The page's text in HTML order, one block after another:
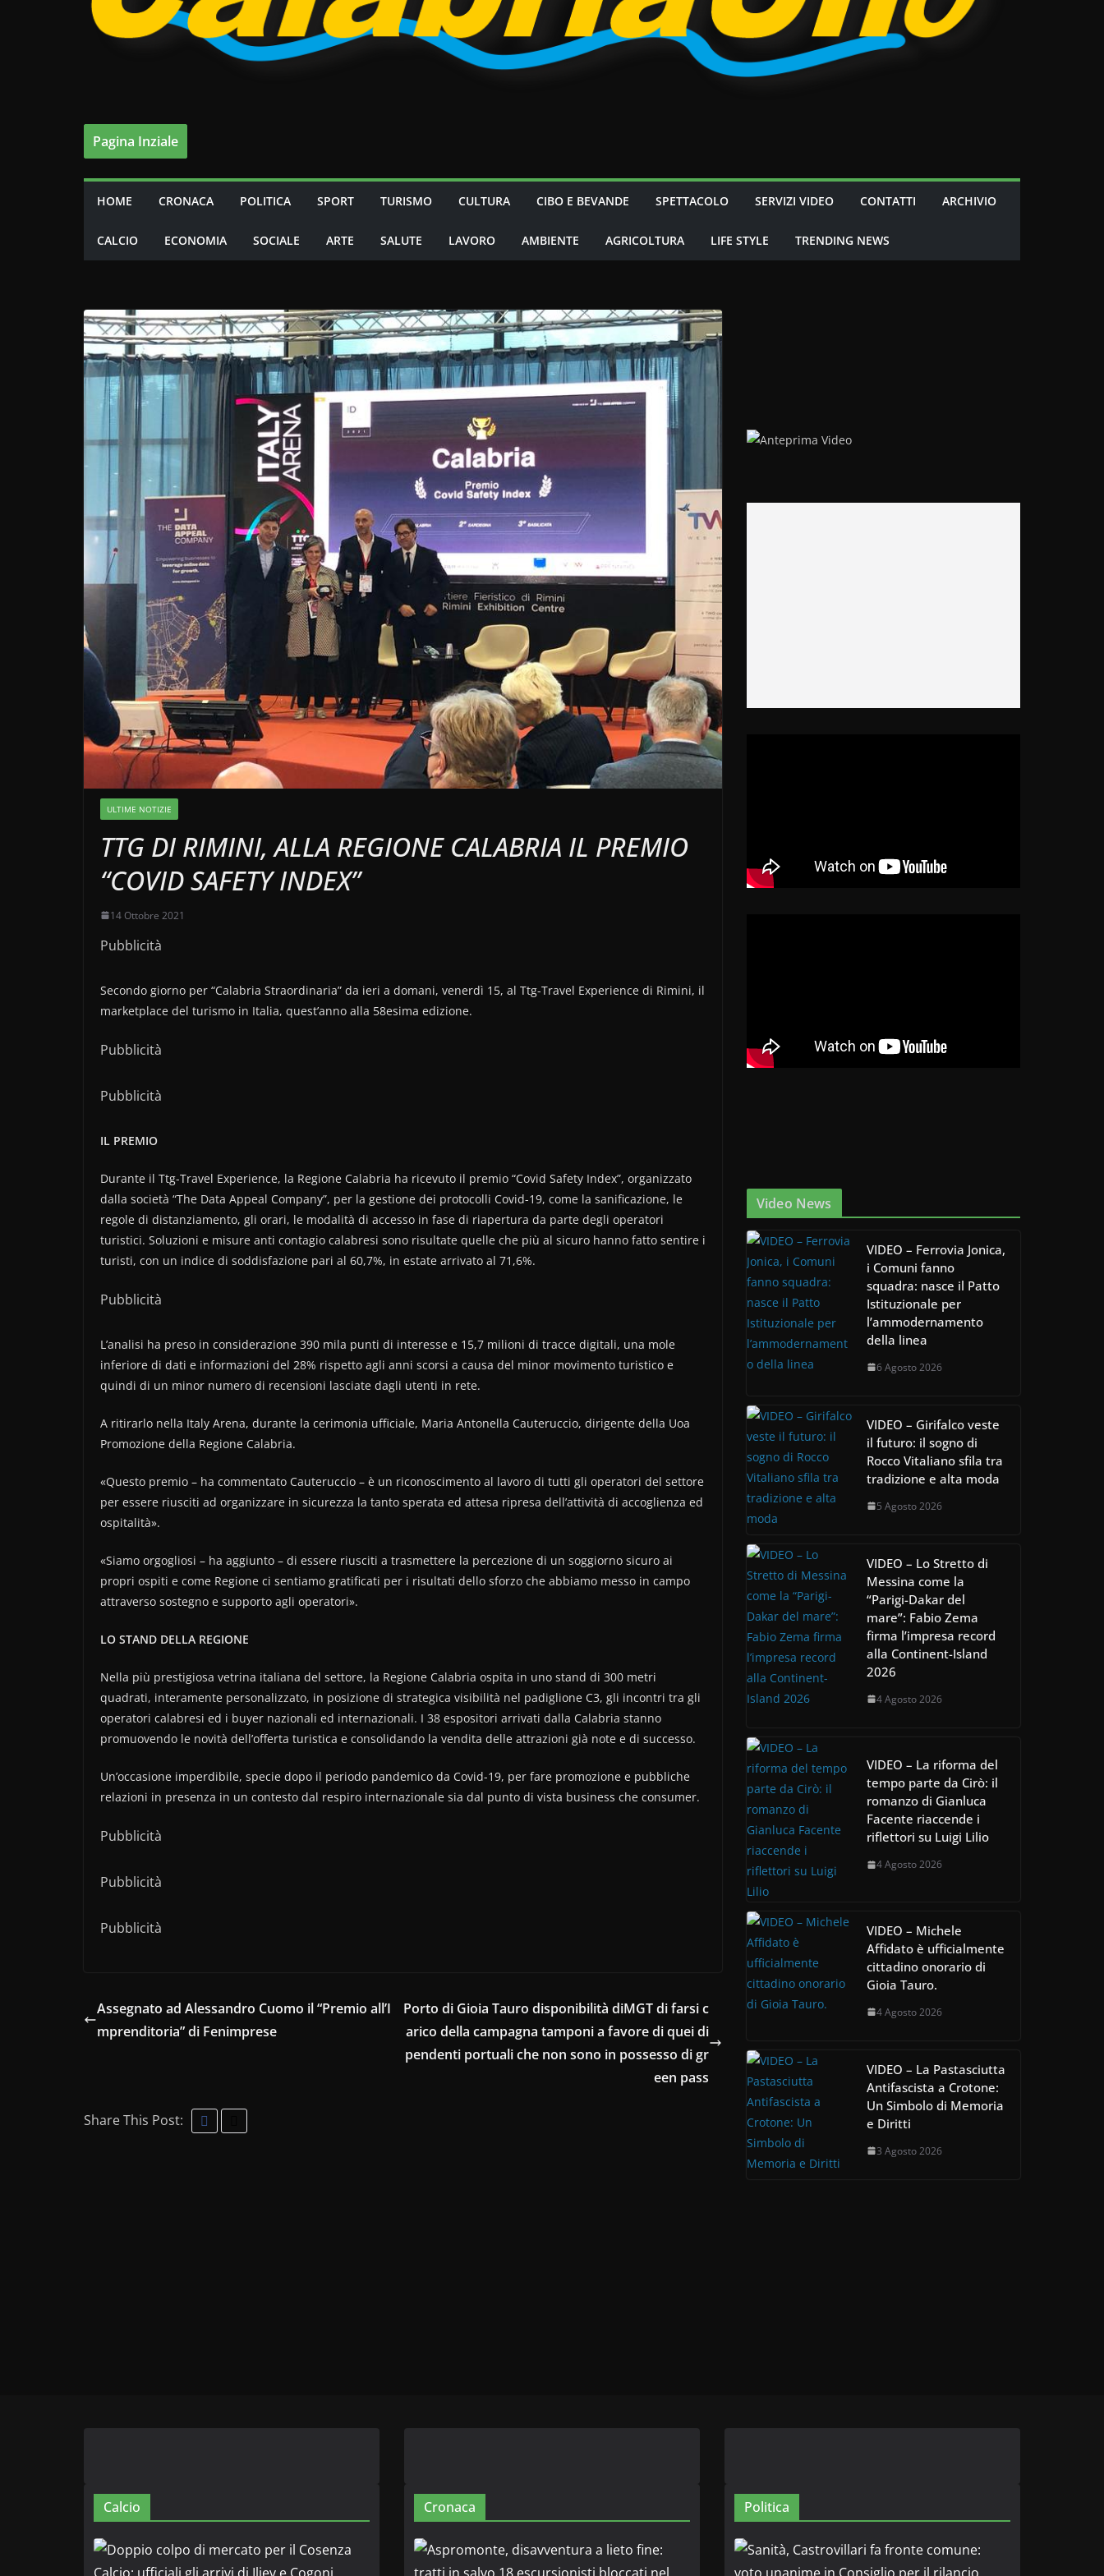
Pagina Inziale
HOME CRONACA POLITICA SPORT TURISMO CULTURA CIBO E BEVANDE SPETTACOLO SERVIZI VIDEO CONTATTI ARCHIVIO
CALCIO ECONOMIA SOCIALE ARTE SALUTE LAVORO AMBIENTE AGRICOLTURA LIFE STYLE TRENDING NEWS
ULTIME NOTIZIE
TTG DI RIMINI, ALLA REGIONE CALABRIA IL PREMIO
“COVID SAFETY INDEX”
14 Ottobre 2021
Pubblicità
Secondo giorno per “Calabria Straordinaria” da ieri a domani, venerdì 15, al Ttg-Travel Experience di Rimini, il
marketplace del turismo in Italia, quest’anno alla 58esima edizione.
Pubblicità
Pubblicità
IL PREMIO
Durante il Ttg-Travel Experience, la Regione Calabria ha ricevuto il premio “Covid Safety Index”, organizzato
dalla società “The Data Appeal Company”, per la gestione dei protocolli Covid-19, come la sanificazione, le
regole di distanziamento, gli orari, le modalità di accesso in fase di riapertura da parte degli operatori
turistici. Soluzioni e misure anti contagio calabresi sono risultate quelle che più al sicuro hanno fatto sentire i
turisti, con un indice di soddisfazione pari al 60,7%, in estate arrivato al 71,6%.
Pubblicità
L’analisi ha preso in considerazione 390 mila punti di interesse e 15,7 milioni di tracce digitali, una mole
inferiore di dati e informazioni del 28% rispetto agli anni scorsi a causa del minor movimento turistico e
quindi di un minor numero di recensioni lasciate dagli utenti in rete.
A ritirarlo nella Italy Arena, durante la cerimonia ufficiale, Maria Antonella Cauteruccio, dirigente della Uoa
Promozione della Regione Calabria.
«Questo premio – ha commentato Cauteruccio – è un riconoscimento al lavoro di tutti gli operatori del settore
per essere riusciti ad organizzare in sicurezza la tanto sperata ed attesa ripresa dell’attività di accoglienza ed
ospitalità».
«Siamo orgogliosi – ha aggiunto – di essere riusciti a trasmettere la percezione di un soggiorno sicuro ai
propri ospiti e come Regione ci sentiamo gratificati per i risultati dello sforzo che abbiamo messo in campo
attraverso sostegno e supporto agli operatori».
LO STAND DELLA REGIONE
Nella più prestigiosa vetrina italiana del settore, la Regione Calabria ospita in uno stand di 300 metri
quadrati, interamente personalizzato, in posizione di strategica visibilità nel padiglione C3, gli incontri tra gli
operatori calabresi ed i buyer nazionali ed internazionali. I 38 espositori arrivati dalla Calabria stanno
promuovendo le novità dell’offerta turistica e consolidando la vendita delle attrazioni già note e di successo.
Un’occasione imperdibile, specie dopo il periodo pandemico da Covid-19, per fare promozione e pubbliche
relazioni in presenza in un contesto dal respiro internazionale sia dal punto di vista business che consumer.
Pubblicità
Pubblicità
Pubblicità
Assegnato ad Alessandro Cuomo il “Premio all’I
mprenditoria” di Fenimprese
Porto di Gioia Tauro disponibilità diMGT di farsi c
arico della campagna tamponi a favore di quei di
pendenti portuali che non sono in possesso di gr
een pass
Share This Post:
Video News
VIDEO – Ferrovia Jonica,
i Comuni fanno
squadra: nasce il Patto
Istituzionale per
l’ammodernamento
della linea
6 Agosto 2026
VIDEO – Girifalco veste
il futuro: il sogno di
Rocco Vitaliano sfila tra
tradizione e alta moda
5 Agosto 2026
VIDEO – Lo Stretto di
Messina come la
“Parigi-Dakar del
mare”: Fabio Zema
firma l’impresa record
alla Continent-Island
2026
4 Agosto 2026
VIDEO – La riforma del
tempo parte da Cirò: il
romanzo di Gianluca
Facente riaccende i
riflettori su Luigi Lilio
4 Agosto 2026
VIDEO – Michele
Affidato è ufficialmente
cittadino onorario di
Gioia Tauro.
4 Agosto 2026
VIDEO – La Pastasciutta
Antifascista a Crotone:
Un Simbolo di Memoria
e Diritti
3 Agosto 2026
Calcio Cronaca Politica